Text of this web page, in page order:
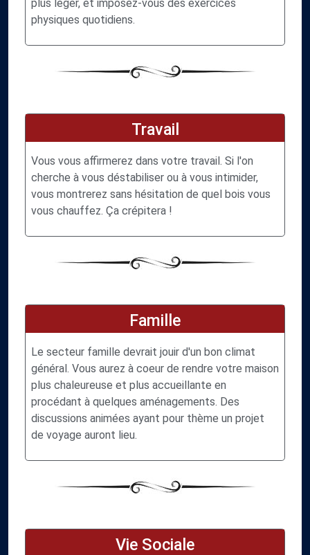
plus léger, et imposez-vous des exercices
physiques quotidiens.
Travail
Vous vous affirmerez dans votre travail. Si l'on
cherche à vous déstabiliser ou à vous intimider,
vous montrerez sans hésitation de quel bois vous
vous chauffez. Ça crépitera !
Famille
Le secteur famille devrait jouir d'un bon climat
général. Vous aurez à coeur de rendre votre maison
plus chaleureuse et plus accueillante en
procédant à quelques aménagements. Des
discussions animées ayant pour thème un projet
de voyage auront lieu.
Vie Sociale